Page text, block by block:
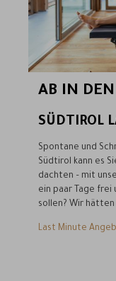
AB IN
SÜDTIROL
Spontane und
Südtirol kann es
dachten – mit
ein paar Tage frei
sollen? Wir
Last Minute